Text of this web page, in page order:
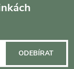
ODEBÍRAT